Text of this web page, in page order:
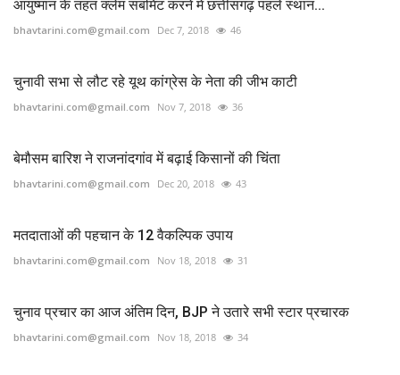
आयुष्मान के तहत क्लेम सबमिट करने में छत्तीसगढ़ पहले स्थान...
bhavtarini.com@gmail.com Dec 7, 2018 46
चुनावी सभा से लौट रहे यूथ कांग्रेस के नेता की जीभ काटी
bhavtarini.com@gmail.com Nov 7, 2018 36
बेमौसम बारिश ने राजनांदगांव में बढ़ाई किसानों की चिंता
bhavtarini.com@gmail.com Dec 20, 2018 43
मतदाताओं की पहचान के 12 वैकल्पिक उपाय
bhavtarini.com@gmail.com Nov 18, 2018 31
चुनाव प्रचार का आज अंतिम दिन, BJP ने उतारे सभी स्टार प्रचारक
bhavtarini.com@gmail.com Nov 18, 2018 34